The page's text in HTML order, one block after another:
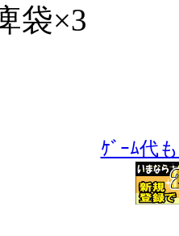
袋×3
ｹﾞｰﾑ代